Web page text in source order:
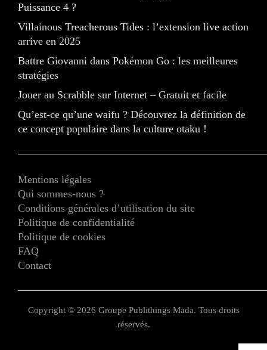
Puissance 4 ?
Villainous Treacherous Tides : l’extension live action
arrive en 2025
Battre Giovanni dans Pokémon Go : les meilleures
stratégies
Jouer au Scrabble sur Internet – Gratuit et facile
Qu’est-ce qu’une waifu ? Découvrez la définition de
ce concept populaire dans la culture otaku !
Mentions légales
Qui sommes-nous ?
Conditions générales d’utilisation du site
Politique de confidentialité
Politique de cookies
FAQ
Contact
Copyright © 2026 Groupe Publithings Mada. Tous droits
réservés.